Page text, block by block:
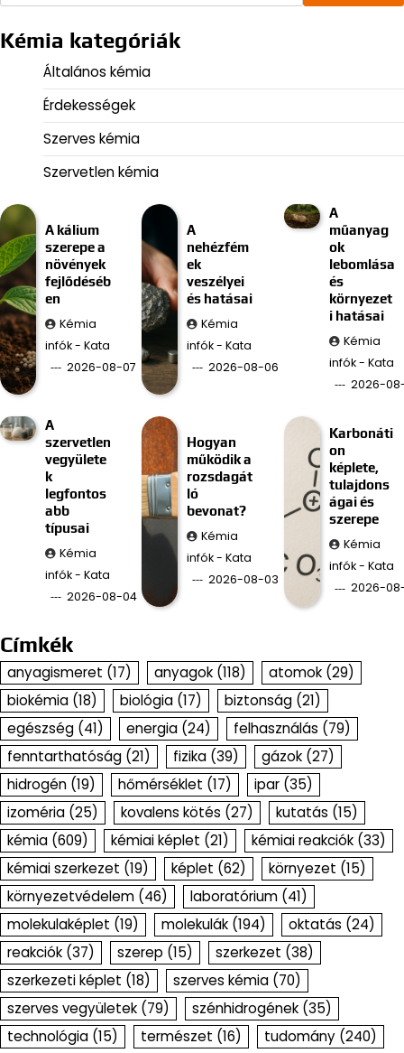
Kémia kategóriák
Általános kémia
Érdekességek
Szerves kémia
Szervetlen kémia
A kálium
szerepe a
növények
fejlődéséb
en
Kémia
infók - Kata
2026-08-07
A
nehézfém
ek
veszélyei
és hatásai
Kémia
infók - Kata
2026-08-06
A
műanyag
ok
lebomlása
és
környezet
i hatásai
Kémia
infók - Kata
2026-
A
szervetlen
vegyülete
k
legfontos
abb
típusai
Kémia
infók - Kata
2026-08-04
Hogyan
működik a
rozsdagát
ló
bevonat?
Kémia
infók - Kata
2026-08-03
Karbonáti
on
képlete,
tulajdons
ágai és
szerepe
Kémia
infók - Kata
2026-
Címkék
anyagismeret (17) anyagok (118) atomok (29)
biokémia (18) biológia (17) biztonság (21)
egészség (41) energia (24) felhasználás (79)
fenntarthatóság (21) fizika (39) gázok (27)
hidrogén (19) hőmérséklet (17) ipar (35)
izoméria (25) kovalens kötés (27) kutatás (15)
kémia (609) kémiai képlet (21) kémiai reakciók (33)
kémiai szerkezet (19) képlet (62) környezet (15)
környezetvédelem (46) laboratórium (41)
molekulaképlet (19) molekulák (194) oktatás (24)
reakciók (37) szerep (15) szerkezet (38)
szerkezeti képlet (18) szerves kémia (70)
szerves vegyületek (79) szénhidrogének (35)
technológia (15) természet (16) tudomány (240)